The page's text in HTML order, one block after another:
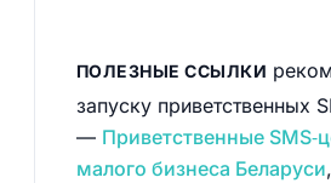
ПОЛЕЗНЫЕ ССЫЛКИ
запуску приветственных
— Приветственные
малого бизнеса Беларуси